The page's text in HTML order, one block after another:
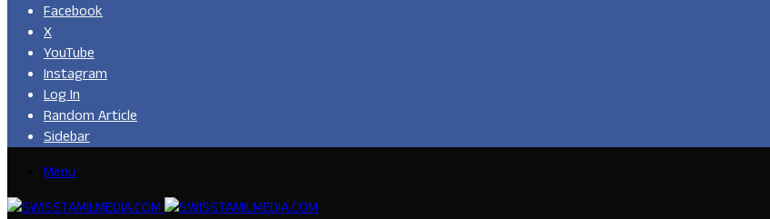
Facebook
X
YouTube
Instagram
Log In
Random Article
Sidebar
Menu